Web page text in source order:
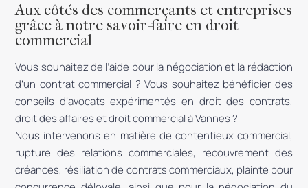
Aux côtés des commerçants et entreprises
grâce à notre savoir-faire en droit
commercial
Vous souhaitez de l’aide pour la négociation et la rédaction
d’un contrat commercial ? Vous souhaitez bénéficier des
conseils d’avocats expérimentés en droit des contrats,
droit des affaires et droit commercial à Vannes ?
Nous intervenons en matière de contentieux commercial,
rupture des relations commerciales, recouvrement des
créances, résiliation de contrats commerciaux, plainte pour